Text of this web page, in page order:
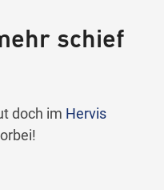
schief
doch im Hervis